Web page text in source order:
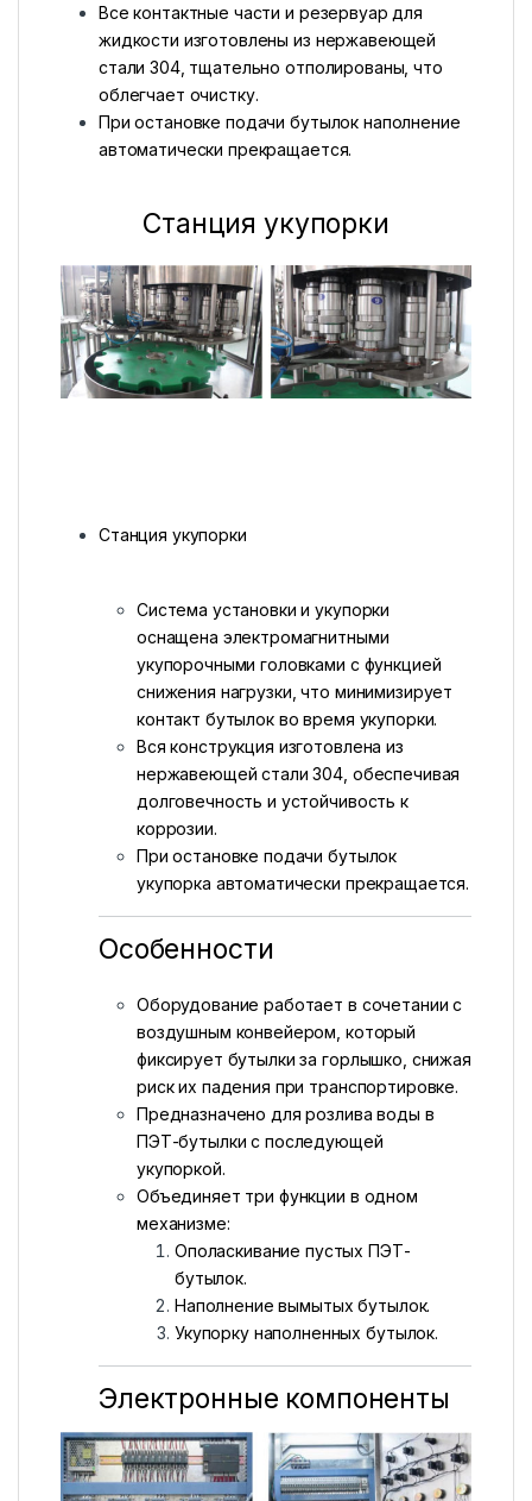
Все контактные части и резервуар для
жидкости изготовлены из нержавеющей
стали 304, тщательно отполированы, что
облегчает очистку.
При остановке подачи бутылок наполнение
автоматически прекращается.
Станция укупорки
Станция укупорки
Система установки и укупорки
оснащена электромагнитными
укупорочными головками с функцией
снижения нагрузки, что минимизирует
контакт бутылок во время укупорки.
Вся конструкция изготовлена из
нержавеющей стали 304, обеспечивая
долговечность и устойчивость к
коррозии.
При остановке подачи бутылок
укупорка автоматически прекращается.
Особенности
Оборудование работает в сочетании с
воздушным конвейером, который
фиксирует бутылки за горлышко, снижая
риск их падения при транспортировке.
Предназначено для розлива воды в
ПЭТ-бутылки с последующей
укупоркой.
Объединяет три функции в одном
механизме:
Ополаскивание пустых ПЭТ-
бутылок.
Наполнение вымытых бутылок.
Укупорку наполненных бутылок.
Электронные компоненты